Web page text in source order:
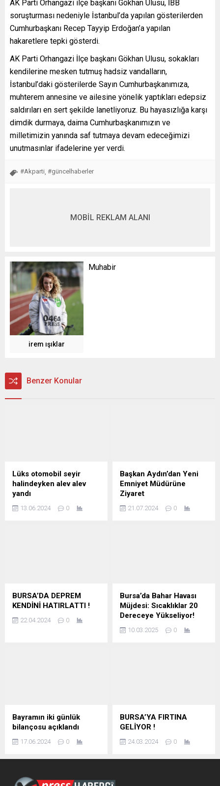
AK Parti Orhangazi ilçe başkanı Gökhan Ulusu, İBB
soruşturması nedeniyle İstanbul’da yapılan gösterilerden
Cumhurbaşkanı Recep Tayyip Erdoğan’a yapılan
hakaretlere tepki gösterdi.
AK Parti Orhangazi İlçe başkanı Gökhan Ulusu, sokakları
kendilerine mesken tutmuş hadsiz vandalların,
İstanbul’daki gösterilerde Sayın Cumhurbaşkanımıza,
muhterem annesine ve ailesine yönelik yaptıkları edepsiz
saldırıları en sert şekilde lanetliyoruz. Bu hayasızlığa karşı
dimdik durmaya, daima Cumhurbaşkanımızın ve
milletimizin yanında saf tutmaya devam edeceğimizi
unutmasınlar ifadelerine yer verdi.
#Akparti #güncelhaberler
MOBİL REKLAM ALANI
irem ışıklar
Muhabir
Benzer Konular
Lüks otomobil seyir
halindeyken alev alev
yandı
13.06.2024 0
Başkan Aydın’dan Yeni
Emniyet Müdürüne
Ziyaret
21.07.2024 0
BURSA’DA DEPREM
KENDİNİ HATIRLATTI !
22.04.2024 0
Bursa’da Bahar Havası
Müjdesi: Sıcaklıklar 20
Dereceye Yükseliyor!
10.03.2025 0
Bayramın iki günlük
bilançosu açıklandı
17.06.2024 0
BURSA’YA FIRTINA
GELİYOR !
24.03.2024 0